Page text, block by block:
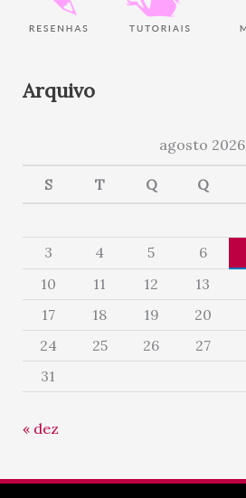
Arquivo
agosto 2026
S T Q Q
3
4 5 6
10
11 12 13
17
18 19 20
24
25 26 27
31
« dez